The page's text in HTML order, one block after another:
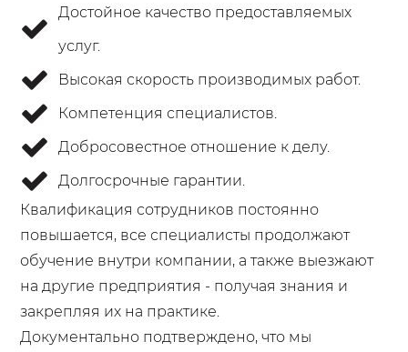
Достойное качество предоставляемых
услуг.
Высокая скорость производимых работ.
Компетенция специалистов.
Добросовестное отношение к делу.
Долгосрочные гарантии.
Квалификация сотрудников постоянно
повышается, все специалисты продолжают
обучение внутри компании, а также выезжают
на другие предприятия - получая знания и
закрепляя их на практике.
Документально подтверждено, что мы